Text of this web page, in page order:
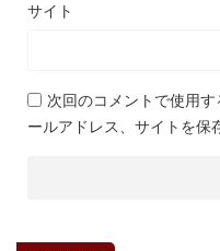
サイト
次回のコメントで使用
ールアドレス、サイトを保